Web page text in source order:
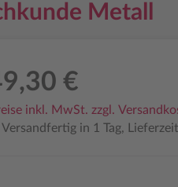
Metall
€
inkl. MwSt. zzgl.
Versandfertig in 1 Tag,